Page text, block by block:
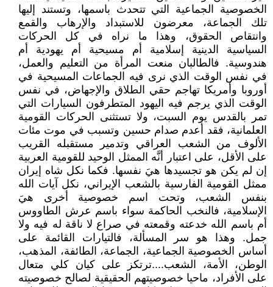
الخصوصية الجماعية التي تتحدث باسمها، وتستند إليها
تلك الجماعة، معرضون للاستبداد والإرهاب والقمع
وانتقاص الحقوق، وهذا ما نراه في كل الحركات
السياسية الدينية إسلامية أم مسيحية أم يهودية أم
هندوسية. فالطالبان منعت المرأة من التعليم والعمل،
في نفس الوقت الذي نرى فيه الجماعات المسيحية في
أوروبا وأمريكا تهاجم حقي الطلاق والإجهاض، في نفس
الوقت الذي يرجم فيه اليهود المتطرفون السيارات التي
تمر بالقدس يوم السبت، ولا تستثنى الحركات القومية
العلمانية، فقد أعدم صدام حسين وتسبب في موت مئات
الألوف من الشعب العراقي وتدمير مستقبله القريب
على الأقل، على اعتبار أنَّه الممثل الوحيد للقومية العربية
إن لم يكن هو تجسيدها هيَ نفسها. فكما نكل شاه إيران
ممثل القومية الفارسية بالشعب الإيراني، نكل آيات الله
بنفس الشعب، وتحت اسم خصوصية أخرى هيَ
الإسلامية، فالنخب الحاكمة سواء باسم عرش الطاووس
أم باسم الله خدعته وقمعته في صراع لا ناقة له فيه ولا
جمل. وهذا هو سر المسألة، فالتيارات القائمة على
أساس الخصوصية الجماعية، الجماعة، الطائفة، المذهب،
الوطن، الأمة، الشعب....ترتكز على كيان كلي متعال
على الأفراد، ماحيا خصوصيتهم الحقيقية لصالح خصوصيته